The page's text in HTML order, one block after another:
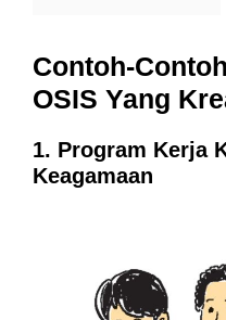
Contoh-
OSIS Yang
1. Program Kerja
Keagamaan